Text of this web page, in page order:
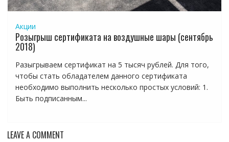
Акции
Розыгрыш сертификата на воздушные шары (сентябрь
2018)
Разыгрываем сертификат на 5 тысяч рублей. Для того,
чтобы стать обладателем данного сертификата
необходимо выполнить несколько простых условий: 1.
Быть подписанным...
LEAVE A COMMENT